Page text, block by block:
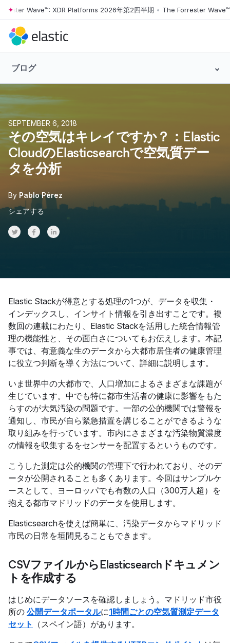
Skip to main content
Wave™: XDR Platforms 2026年第2四半期 • The Forrester Wave™:
ブログ
SEPTEMBER 6, 2018
その空気はキレイですか？：Elastic
CloudのElasticsearchで空気質デー
タを分析
By Pablo Pérez
シェアする
Share on Twitter
Share on Facebook
Share on LinkedInr
Elastic Stackが得意とする処理の1つが、データを収集・
インデックスし、インサイト情報を引き出すことです。複
数回の連載にわたり、Elastic Stackを活用した統合情報管
理の機能性と、その面白さについてもお伝えします。本記
事では、有意義な生のデータから大都市居住者の健康管理
に役立つ判断を導く方法について、詳細に説明します。
いま世界中の大都市で、人口増加によるさまざまな課題が
生じています。中でも特に都市生活者の健康に影響をもた
らすのが大気汚染の問題です。一部の公的機関では警報を
通知し、市民が自ら緊急措置を講じることができるような
取り組みを行っています。市内にさまざまな汚染物質濃度
の情報を収集するをセンサーを配置するというものです。
こうした測定は公的機関の管理下で行われており、そのデ
ータが公開されることも多くあります。今回はサンプルケ
ースとして、ヨーロッパでも有数の人口（300万人超）を
抱える都市マドリッドのデータを使用します。
Elasticsearchを使えば簡単に、汚染データからマドリッド
市民の日常を垣間見ることもできます。
CSVファイルからElasticsearchドキュメン
トを作成する
はじめにデータソースを確認しましょう。マドリッド市役
所の 公開データポータルに1時間ごとの空気質測定データ
セット
（スペイン語）があります。